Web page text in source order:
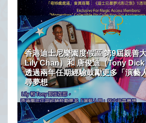
香港迪士尼樂園度假區 第9屆親善
Lily Chan）和 唐俊迪（Tony Dick
透過兩年任期經驗鼓勵更多「演藝
尋夢想